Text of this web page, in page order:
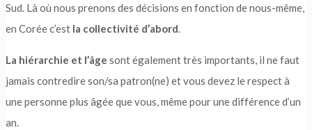
Sud. Là où nous prenons des décisions en fonction de nous-même,
en Corée c’est la collectivité d’abord.
La hiérarchie et l’âge sont également très importants, il ne faut
jamais contredire son/sa patron(ne) et vous devez le respect à
une personne plus âgée que vous, même pour une différence d’un
an.